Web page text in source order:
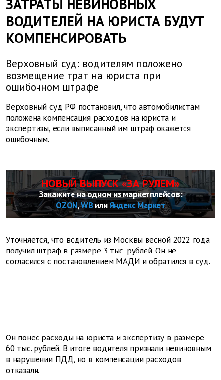
ЗАТРАТЫ НЕВИНОВНЫХ
ВОДИТЕЛЕЙ НА ЮРИСТА БУДУТ
КОМПЕНСИРОВАТЬ
Верховный суд: водителям положено
возмещение трат на юриста при
ошибочном штрафе
Верховный суд РФ постановил, что автомобилистам
положена компенсация расходов на юриста и
экспертизы, если выписанный им штраф окажется
ошибочным.
НОВЫЙ ВЫПУСК «ЗА РУЛЕМ»
Закажите на одном из маркетплейсов:
OZON,WBилиЯндекс Маркет
Уточняется, что водитель из Москвы весной 2022 года
получил штраф в размере 3 тыс. рублей. Он не
согласился с постановлением МАДИ и обратился в суд.
Он понес расходы на юриста и экспертизу в размере
60 тыс. рублей. В итоге водителя признали невиновным
в нарушении ПДД, но в компенсации расходов
отказали.